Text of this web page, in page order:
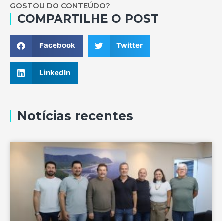
GOSTOU DO CONTEÚDO?
COMPARTILHE O POST
Facebook Twitter
LinkedIn
Notícias recentes